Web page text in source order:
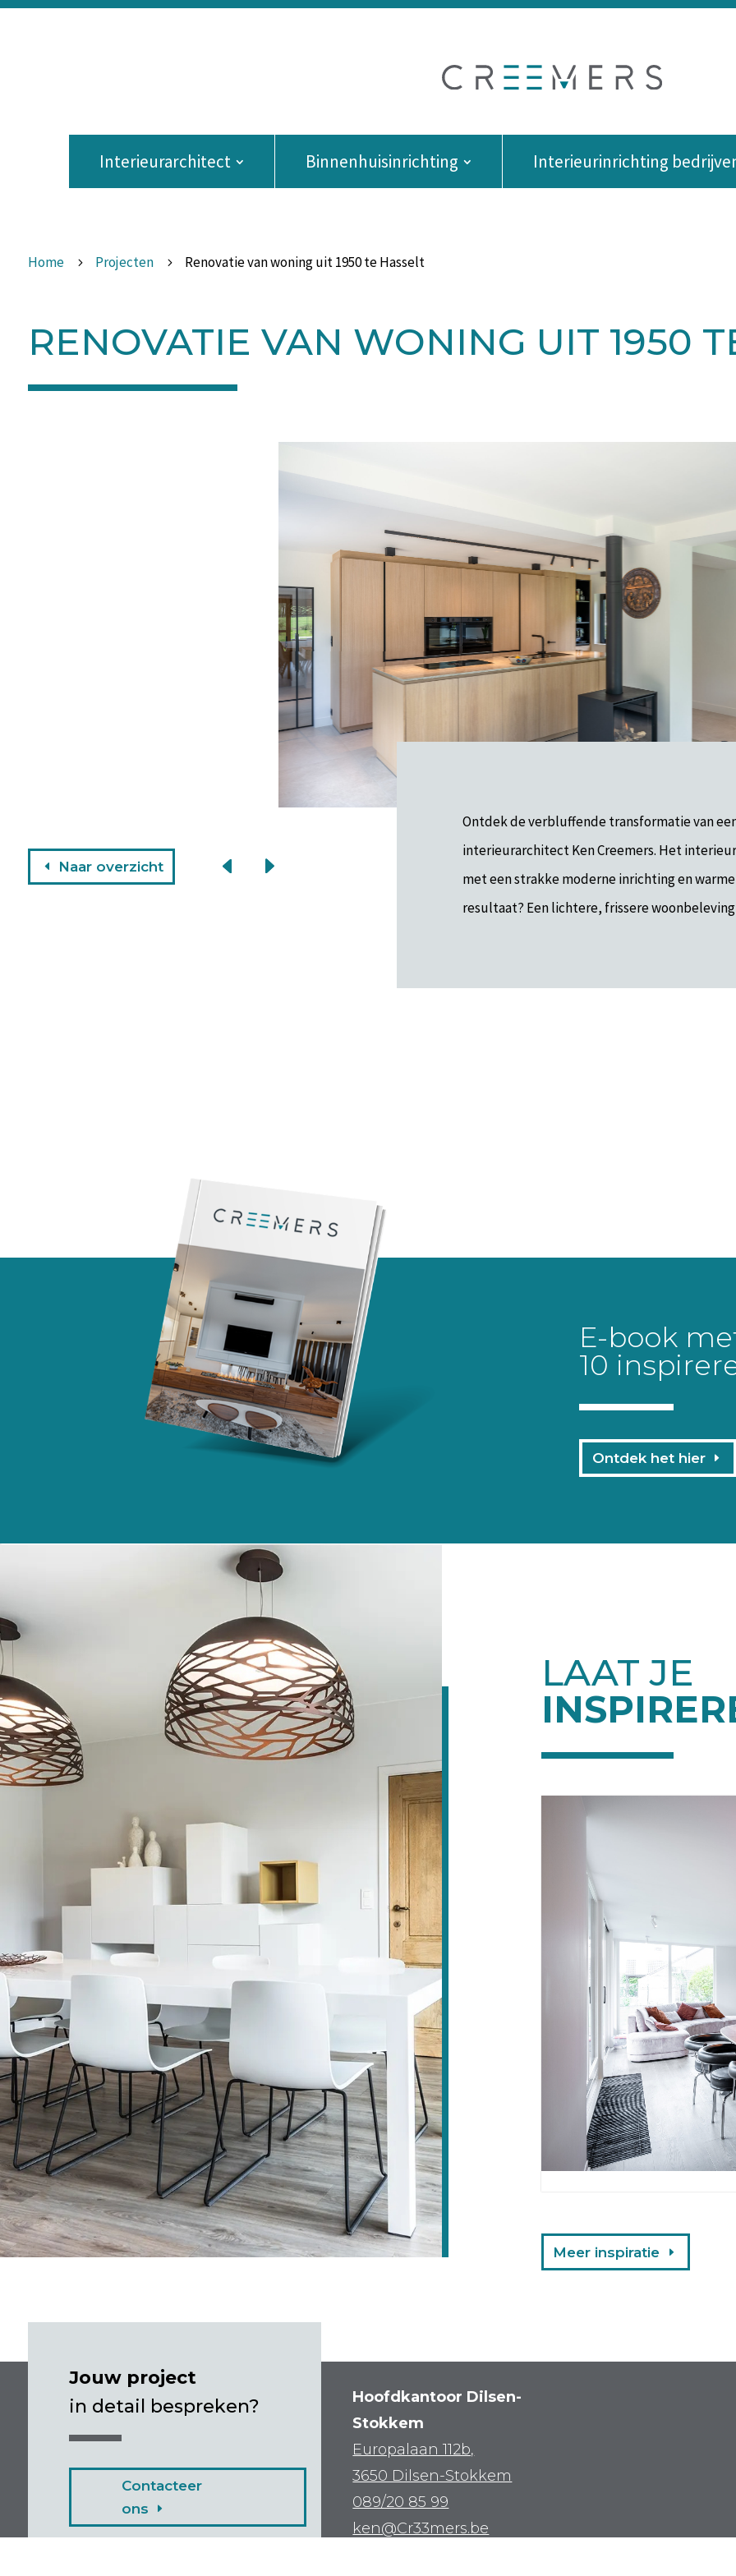
Interieurarchitect Binnenhuisinrichting Interieurinrichting
Home 5 Projecten 5 Renovatie van woning uit 1950 te Hasselt
RENOVATIE VAN WONING UIT 1950
Naar overzicht
Ontdek de verbluffende transformatie van
interieurarchitect Ken Creemers. Het
met een strakke moderne inrichting en
resultaat? Een lichtere, frissere
E-book
10
Ontdek het hier
LAAT JE
Meer inspiratie
Jouw project
in detail bespreken?
Contacteer
ons
Hoofdkantoor Dilsen-
Stokkem
Europalaan 112b,
3650 Dilsen-Stokkem
089/20 85 99
ken@Cr33mers.be